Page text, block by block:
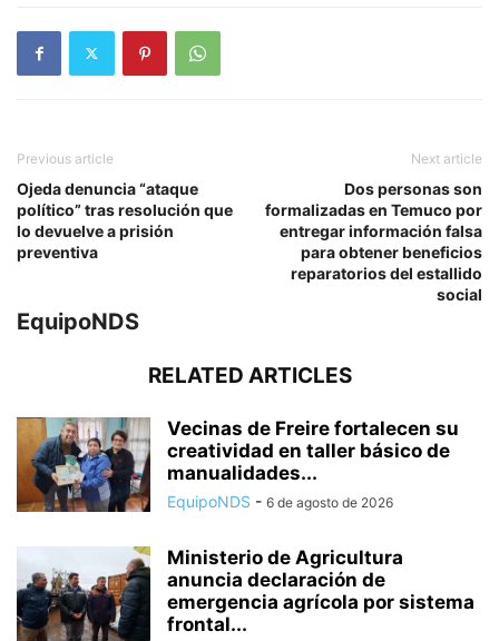
Previous article
Ojeda denuncia “ataque
político” tras resolución que
lo devuelve a prisión
preventiva
Next article
Dos personas son
formalizadas en Temuco por
entregar información falsa
para obtener beneficios
reparatorios del estallido
social
EquipoNDS
RELATED ARTICLES
Vecinas de Freire fortalecen su
creatividad en taller básico de
manualidades...
EquipoNDS - 6 de agosto de 2026
Ministerio de Agricultura
anuncia declaración de
emergencia agrícola por sistema
frontal...